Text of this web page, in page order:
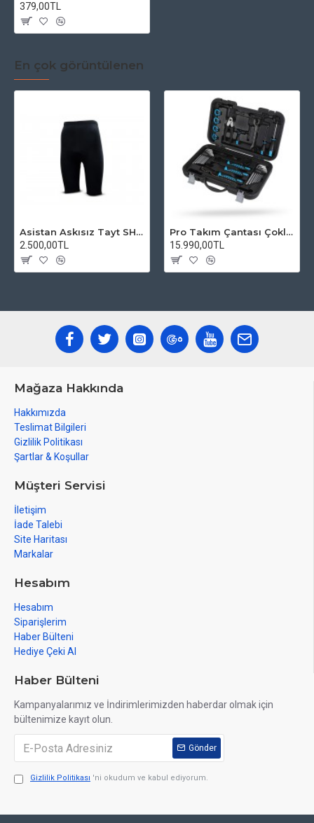
379,00TL
En çok görüntülenen
Asistan Askısız Tayt SH20 Pedli Siyah
2.500,00TL
Pro Takım Çantası Çoklu Tamir Seti
15.990,00TL
Mağaza Hakkında
Hakkımızda
Teslimat Bilgileri
Gizlilik Politikası
Şartlar & Koşullar
Müşteri Servisi
İletişim
İade Talebi
Site Haritası
Markalar
Hesabım
Hesabım
Siparişlerim
Haber Bülteni
Hediye Çeki Al
Haber Bülteni
Kampanyalarımız ve İndirimlerimizden haberdar olmak için
bültenimize kayıt olun.
Gönder
Gizlilik Politikası 'ni okudum ve kabul ediyorum.